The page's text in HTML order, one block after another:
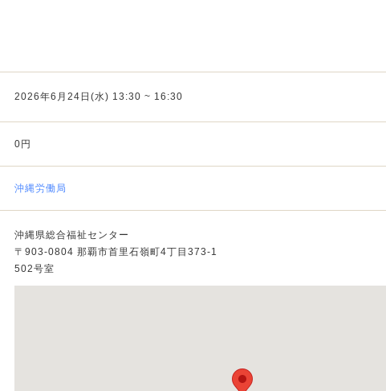
2026年6月24日(水) 13:30 ~ 16:30
0円
沖縄労働局
沖縄県総合福祉センター
〒903-0804 那覇市首里石嶺町4丁目373-1
502号室